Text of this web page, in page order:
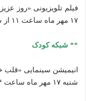
فیلم تلویزیونی «روز
۱۷ مهر ماه ساعت ۱۱ از شبکه نمایش پخش می‌شود.
** شبکه کودک
انیمیشن سینمایی «قلب
شنبه ۱۷ مهر ماه ساعت ۱۴ از شبکه کودک پخش خواهد شد.